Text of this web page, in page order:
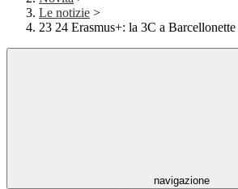
Le notizie >
23 24 Erasmus+: la 3C a Barcellonette
navigazione